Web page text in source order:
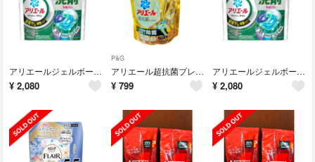
アリエールジェルボール4D部屋干し用 つめかえメガジャンボサイズ 70個
¥ 2,080
P&G
アリエール超抗菌プレミアム 洗濯槽まるごと除菌 超特大サイズ 1000g
¥ 799
アリエールジェルボール4D部屋干し用 詰替 70個
¥ 2,080